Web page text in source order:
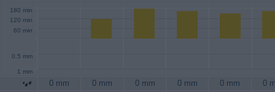
60 min
120 min
180 min
0.5 mm
1 mm
0 mm 0 mm 0 mm 0 mm 0 mm
0